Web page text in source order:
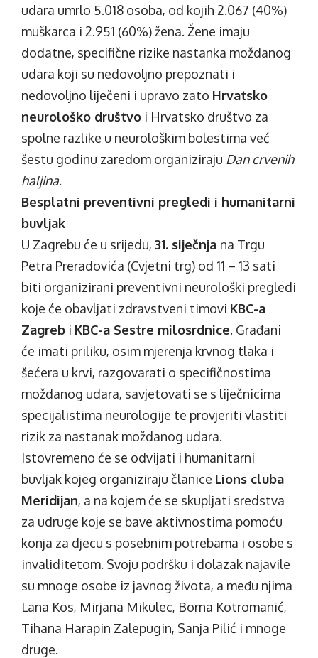
udara umrlo 5.018 osoba, od kojih 2.067 (40%)
muškarca i 2.951 (60%) žena. Žene imaju
dodatne, specifične rizike nastanka moždanog
udara koji su nedovoljno prepoznati i
nedovoljno liječeni i upravo zato Hrvatsko
neurološko društvo i Hrvatsko društvo za
spolne razlike u neurološkim bolestima već
šestu godinu zaredom organiziraju Dan crvenih
haljina.
Besplatni preventivni pregledi i humanitarni
buvljak
U Zagrebu će u srijedu, 31. siječnja na Trgu
Petra Preradovića (Cvjetni trg) od 11 – 13 sati
biti organizirani preventivni neurološki pregledi
koje će obavljati zdravstveni timovi KBC-a
Zagreb i KBC-a Sestre milosrdnice. Građani
će imati priliku, osim mjerenja krvnog tlaka i
šećera u krvi, razgovarati o specifičnostima
moždanog udara, savjetovati se s liječnicima
specijalistima neurologije te provjeriti vlastiti
rizik za nastanak moždanog udara.
Istovremeno će se odvijati i humanitarni
buvljak kojeg organiziraju članice Lions cluba
Meridijan, a na kojem će se skupljati sredstva
za udruge koje se bave aktivnostima pomoću
konja za djecu s posebnim potrebama i osobe s
invaliditetom. Svoju podršku i dolazak najavile
su mnoge osobe iz javnog života, a među njima
Lana Kos, Mirjana Mikulec, Borna Kotromanić,
Tihana Harapin Zalepugin, Sanja Pilić i mnoge
druge.